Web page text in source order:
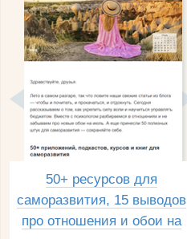
50+ ресурсов для
саморазвития, 15 выводов
про отношения и обои на